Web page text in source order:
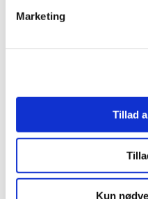
Marketing
Tillad
Kun
Cookiepolitik
Resultater
Helene Fruelund|jul